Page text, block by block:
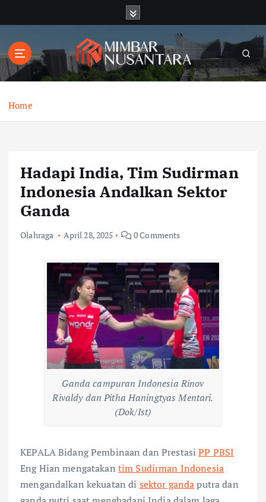
t
o
Home
Hadapi India, Tim Sudirman
Indonesia Andalkan Sektor
Ganda
Olahraga April 28, 2025 0 Comments
Ganda campuran Indonesia Rinov
Rivaldy dan Pitha Haningtyas Mentari.
(Dok/Ist)
KEPALA Bidang Pembinaan dan PrestasiPP PBSI
Eng Hian mengatakan tim Sudirman Indonesia
mengandalkan kekuatan di sektor gandaputra dan